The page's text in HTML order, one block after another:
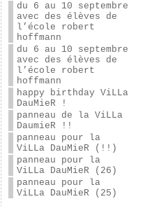
du 6 au 10 septembre
avec des élèves de
l’école robert
hoffmann
du 6 au 10 septembre
avec des élèves de
l’école robert
hoffmann
happy birthday ViLLa
DauMieR !
panneau de la ViLLa
DaumieR !!
panneau pour la
ViLLa DauMieR (!!)
panneau pour la
ViLLa DauMieR (26)
panneau pour la
ViLLa DauMieR (25)